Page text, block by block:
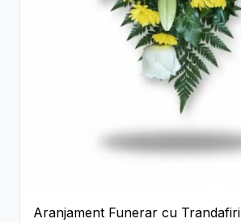
Aranjament Funerar cu Trandafiri